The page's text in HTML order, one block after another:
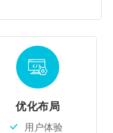
优化布局
用户体验